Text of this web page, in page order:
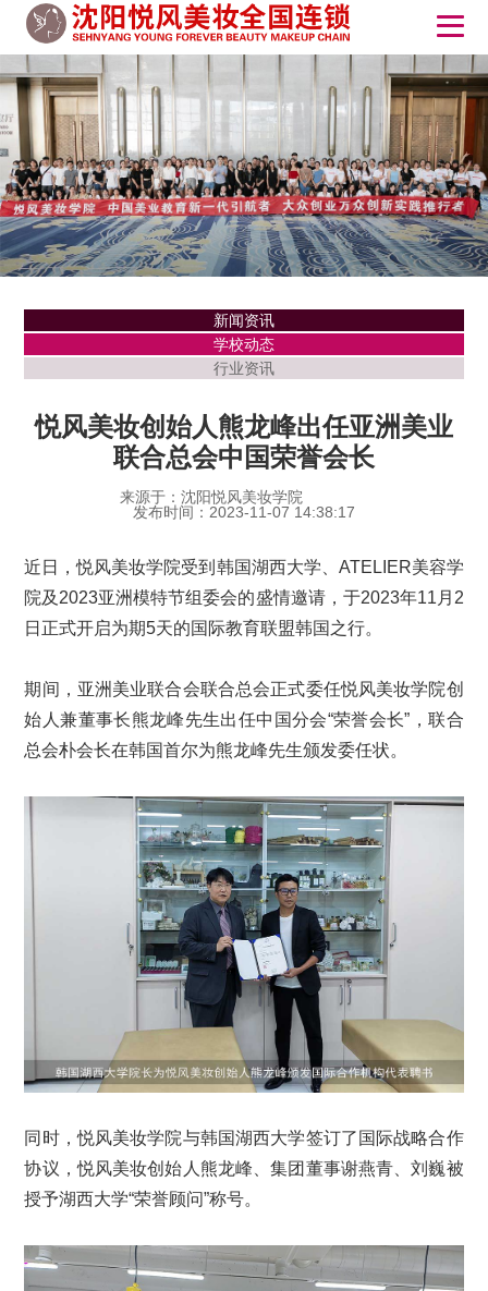
新闻资讯
学校动态
行业资讯
悦风美妆创始人熊龙峰出任亚洲美业
联合总会中国荣誉会长
来源于：沈阳悦风美妆学院
发布时间：2023-11-07 14:38:17
近日，悦风美妆学院受到韩国湖西大学、ATELIER美容学
院及2023亚洲模特节组委会的盛情邀请，于2023年11月2
日正式开启为期5天的国际教育联盟韩国之行。
期间，亚洲美业联合会联合总会正式委任悦风美妆学院创
始人兼董事长熊龙峰先生出任中国分会“荣誉会长”，联合
总会朴会长在韩国首尔为熊龙峰先生颁发委任状。
同时，悦风美妆学院与韩国湖西大学签订了国际战略合作
协议，悦风美妆创始人熊龙峰、集团董事谢燕青、刘巍被
授予湖西大学“荣誉顾问”称号。